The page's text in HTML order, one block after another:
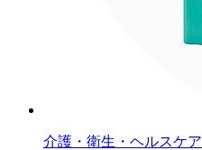
介護・衛生・ヘルスケア